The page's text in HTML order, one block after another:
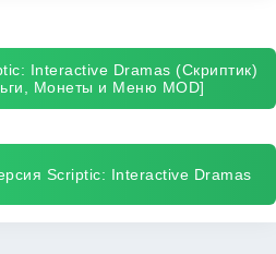
Interactive Dramas (Скриптик)
Монеты и Меню MOD]
Scriptic: Interactive Dramas